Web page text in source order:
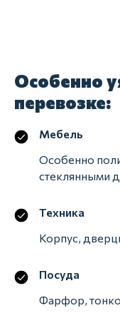
Особенно
перевозке:
Мебель
Особенно
стеклянными
Техника
Корпус,
Посуда
Фарфор,